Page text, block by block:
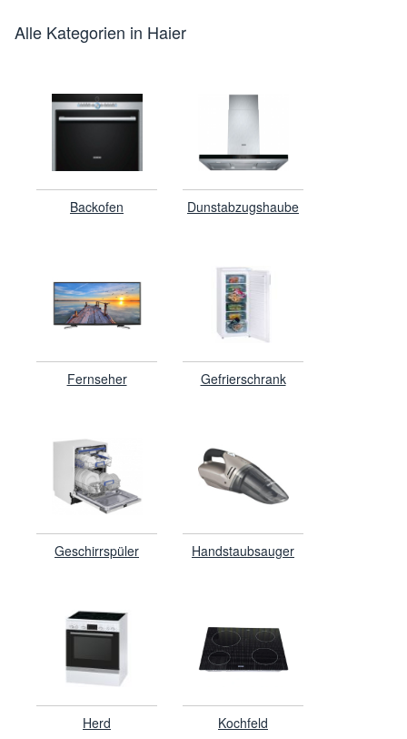
Alle Kategorien in Haier
Backofen Dunstabzugshaube
Fernseher Gefrierschrank
Geschirrspüler Handstaubsauger
Herd Kochfeld